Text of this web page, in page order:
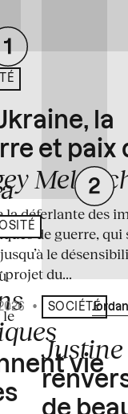
le
vie
la
et paix
la déferlante des
de guerre, qui
le
du...
• Écrit par
SOCIÉTÉ